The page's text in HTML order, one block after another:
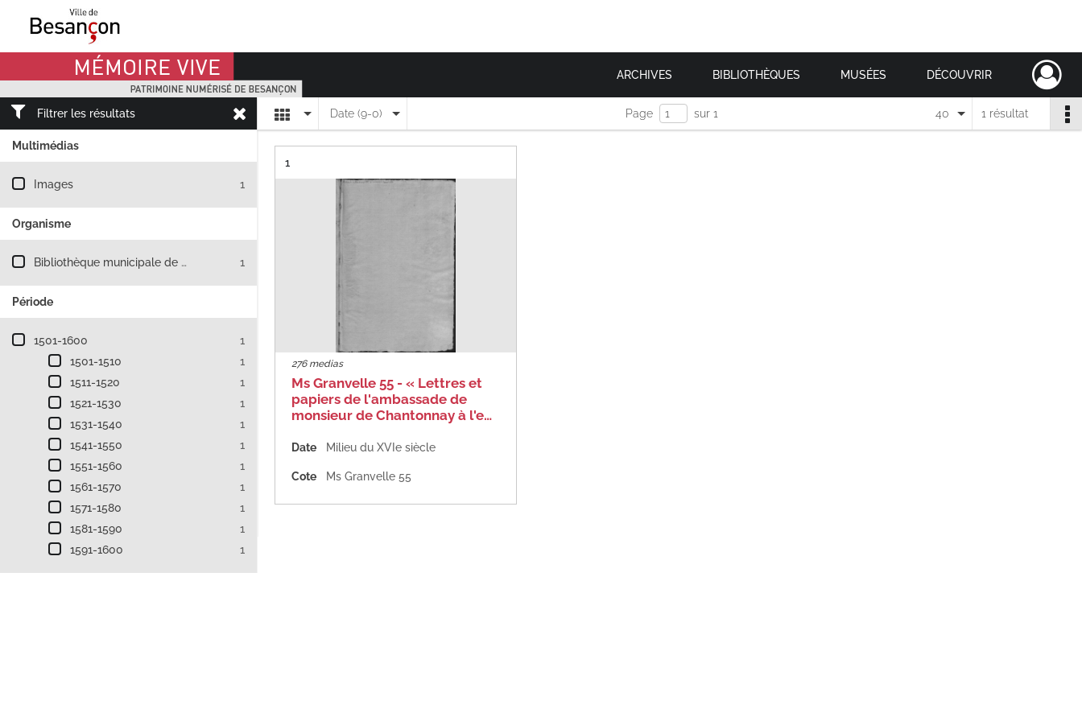
Mémoire Vive patrimoine numérisé de Besançon ARCHIVES BIBLIOTHÈQUES MUSÉES DÉCOUVRIR
Filtrer les résultats
Multimédias
Filtre les résultats par : Multimédias
Images 1
Organisme
Filtre les résultats par : Organisme
Bibliothèque municipale de Besançon 1
Période
Filtre les résultats par : Période
1501-1600
1
1501-1510
1
1511-1520
1
1521-1530
1
1531-1540
1
1541-1550
1
1551-1560
1
1561-1570
1
1571-1580
1
1581-1590
1
1591-1600
1
AffichageDate (9-0) Page sur 1 1 résultat
40
Résultat n°
1
276 medias
Ms Granvelle 55 - « Lettres et
papiers de l'ambassade de
monsieur de Chantonnay à l'e…
Date Milieu du XVIe siècle
Cote Ms Granvelle 55